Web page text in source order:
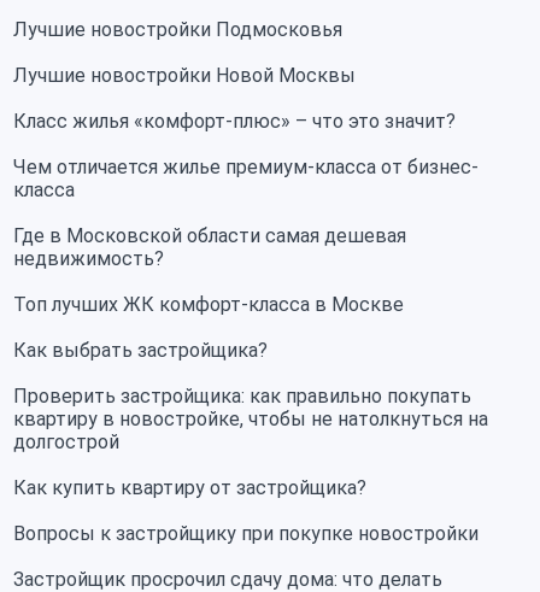
Лучшие новостройки Подмосковья
Лучшие новостройки Новой Москвы
Класс жилья «комфорт-плюс» – что это значит?
Чем отличается жилье премиум-класса от бизнес-
класса
Где в Московской области самая дешевая
недвижимость?
Топ лучших ЖК комфорт-класса в Москве
Как выбрать застройщика?
Проверить застройщика: как правильно покупать
квартиру в новостройке, чтобы не натолкнуться на
долгострой
Как купить квартиру от застройщика?
Вопросы к застройщику при покупке новостройки
Застройщик просрочил сдачу дома: что делать